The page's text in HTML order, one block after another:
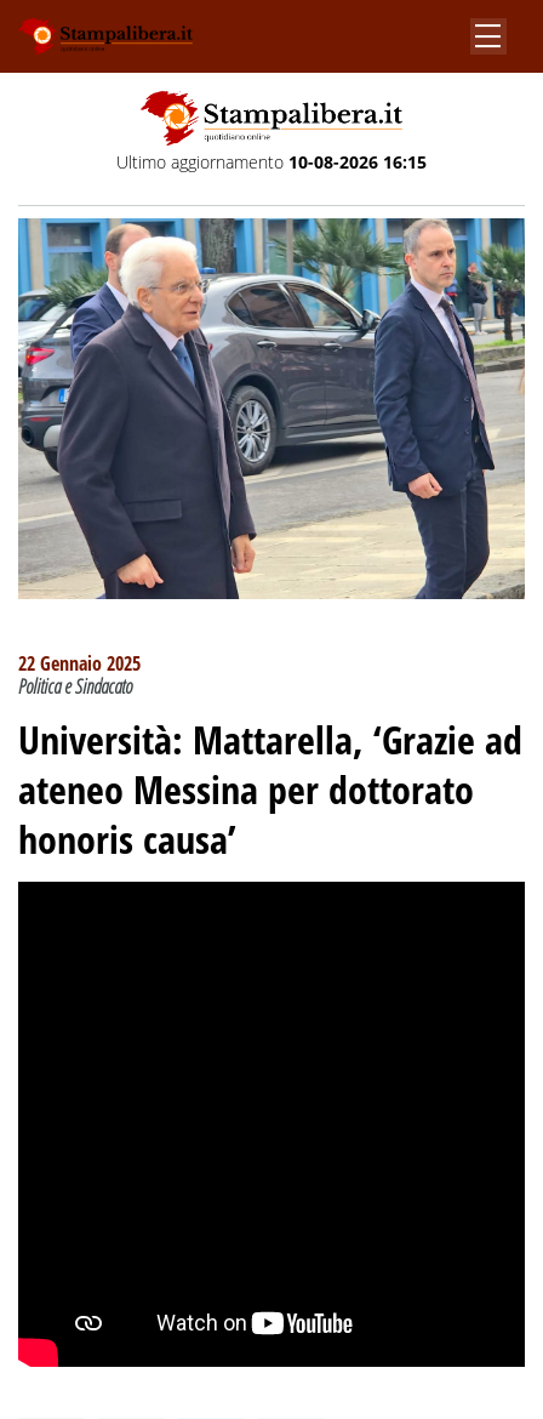
Ultimo aggiornamento 10-08-2026 16:15
22 Gennaio 2025
Politica e Sindacato
Università: Mattarella, ‘Grazie ad
ateneo Messina per dottorato
honoris causa’